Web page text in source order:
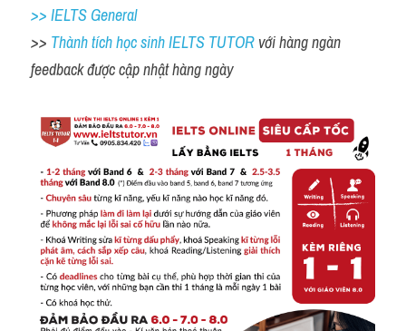
>> IELTS General
>> Thành tích học sinh IELTS TUTOR với hàng ngàn
feedback được cập nhật hàng ngày